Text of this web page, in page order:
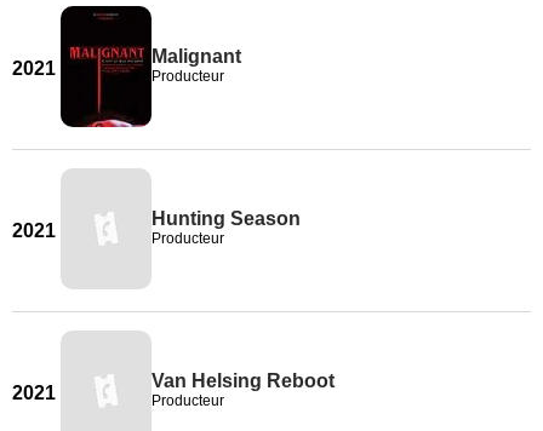
2021
Malignant
Producteur
2021
Hunting Season
Producteur
2021
Van Helsing Reboot
Producteur